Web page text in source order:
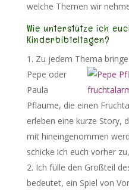
welche Themen wir
Wie unterstütze ich
Kinderbibteltagen?
Zu jedem Thema
Pepe oder
Paula
Pflaume, die einen
erleben eine kurze Story,
mit hineingenommen
schicke ich euch vorher
Ich fülle den Großteil
bedeutet, ein Spiel von